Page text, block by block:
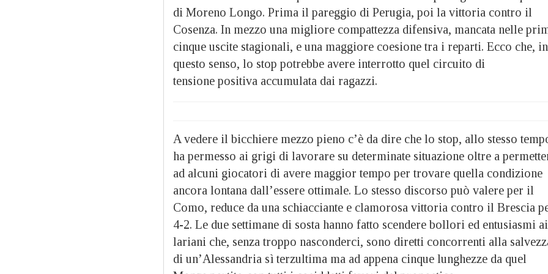
di Moreno Longo. Prima il pareggio di Perugia, poi la vittoria contro il
Cosenza. In mezzo una migliore compattezza difensiva, mancata nelle
cinque uscite stagionali, e una maggiore coesione tra i reparti. Ecco che, in
questo senso, lo stop potrebbe avere interrotto quel circuito di
tensione positiva accumulata dai ragazzi.
A vedere il bicchiere mezzo pieno c’è da dire che lo stop, allo stesso
ha permesso ai grigi di lavorare su determinate situazione oltre a
ad alcuni giocatori di avere maggior tempo per trovare quella condizione
ancora lontana dall’essere ottimale. Lo stesso discorso può valere per il
Como, reduce da una schiacciante e clamorosa vittoria contro il Brescia
4-2. Le due settimane di sosta hanno fatto scendere bollori ed entusiasmi ai
lariani che, senza troppo nasconderci, sono diretti concorrenti alla
di un’Alessandria sì terzultima ma ad appena cinque lunghezze da quel